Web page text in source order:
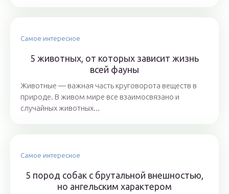
Самое интересное
5 животных, от которых зависит жизнь
всей фауны
Животные — важная часть круговорота веществ в
природе. В живом мире все взаимосвязано и
случайных животных...
Самое интересное
5 пород собак с брутальной внешностью,
но ангельским характером